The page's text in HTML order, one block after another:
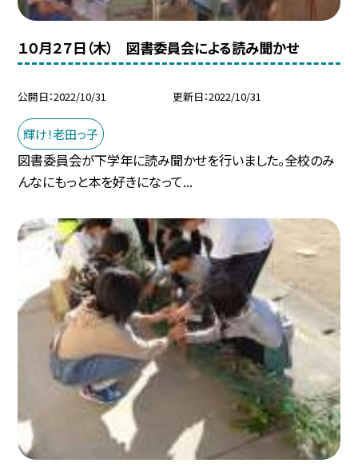
１０月２７日（木） 図書委員会による読み聞かせ
公開日 2022/10/31 更新日 2022/10/31
輝け！老田っ子
図書委員会が下学年に読み聞かせを行いました。全校のみ
んなにもっと本を好きになって...